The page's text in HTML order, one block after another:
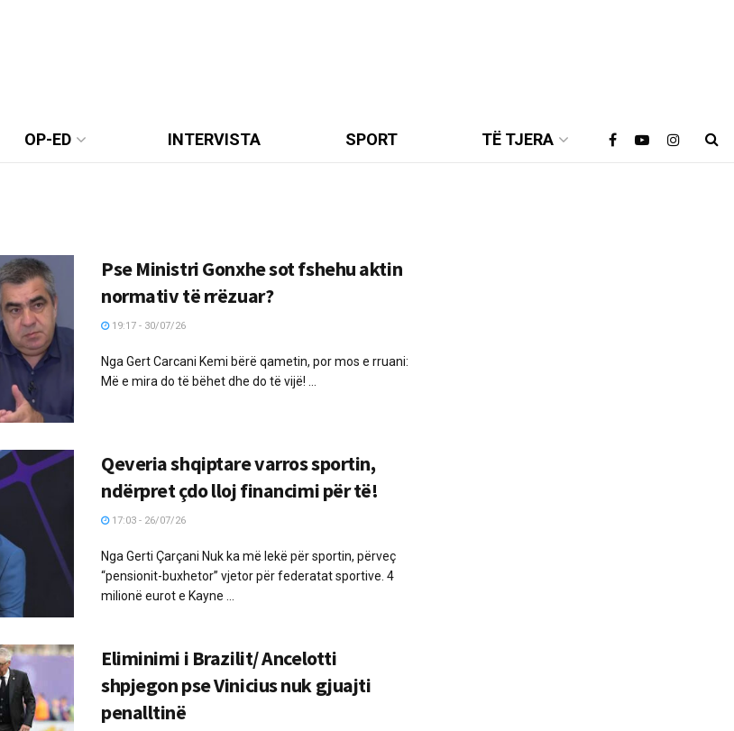
OP-ED INTERVISTA SPORT TË TJERA
Pse Ministri Gonxhe sot fshehu aktin
normativ të rrëzuar?
19:17 - 30/07/26
Nga Gert Carcani Kemi bërë qametin, por mos e rruani:
Më e mira do të bëhet dhe do të vijë! ...
Qeveria shqiptare varros sportin,
ndërpret çdo lloj financimi për të!
17:03 - 26/07/26
Nga Gerti Çarçani Nuk ka më lekë për sportin, përveç
“pensionit-buxhetor” vjetor për federatat sportive. 4
milionë eurot e Kayne ...
Eliminimi i Brazilit/ Ancelotti
shpjegon pse Vinicius nuk gjuajti
penalltinë